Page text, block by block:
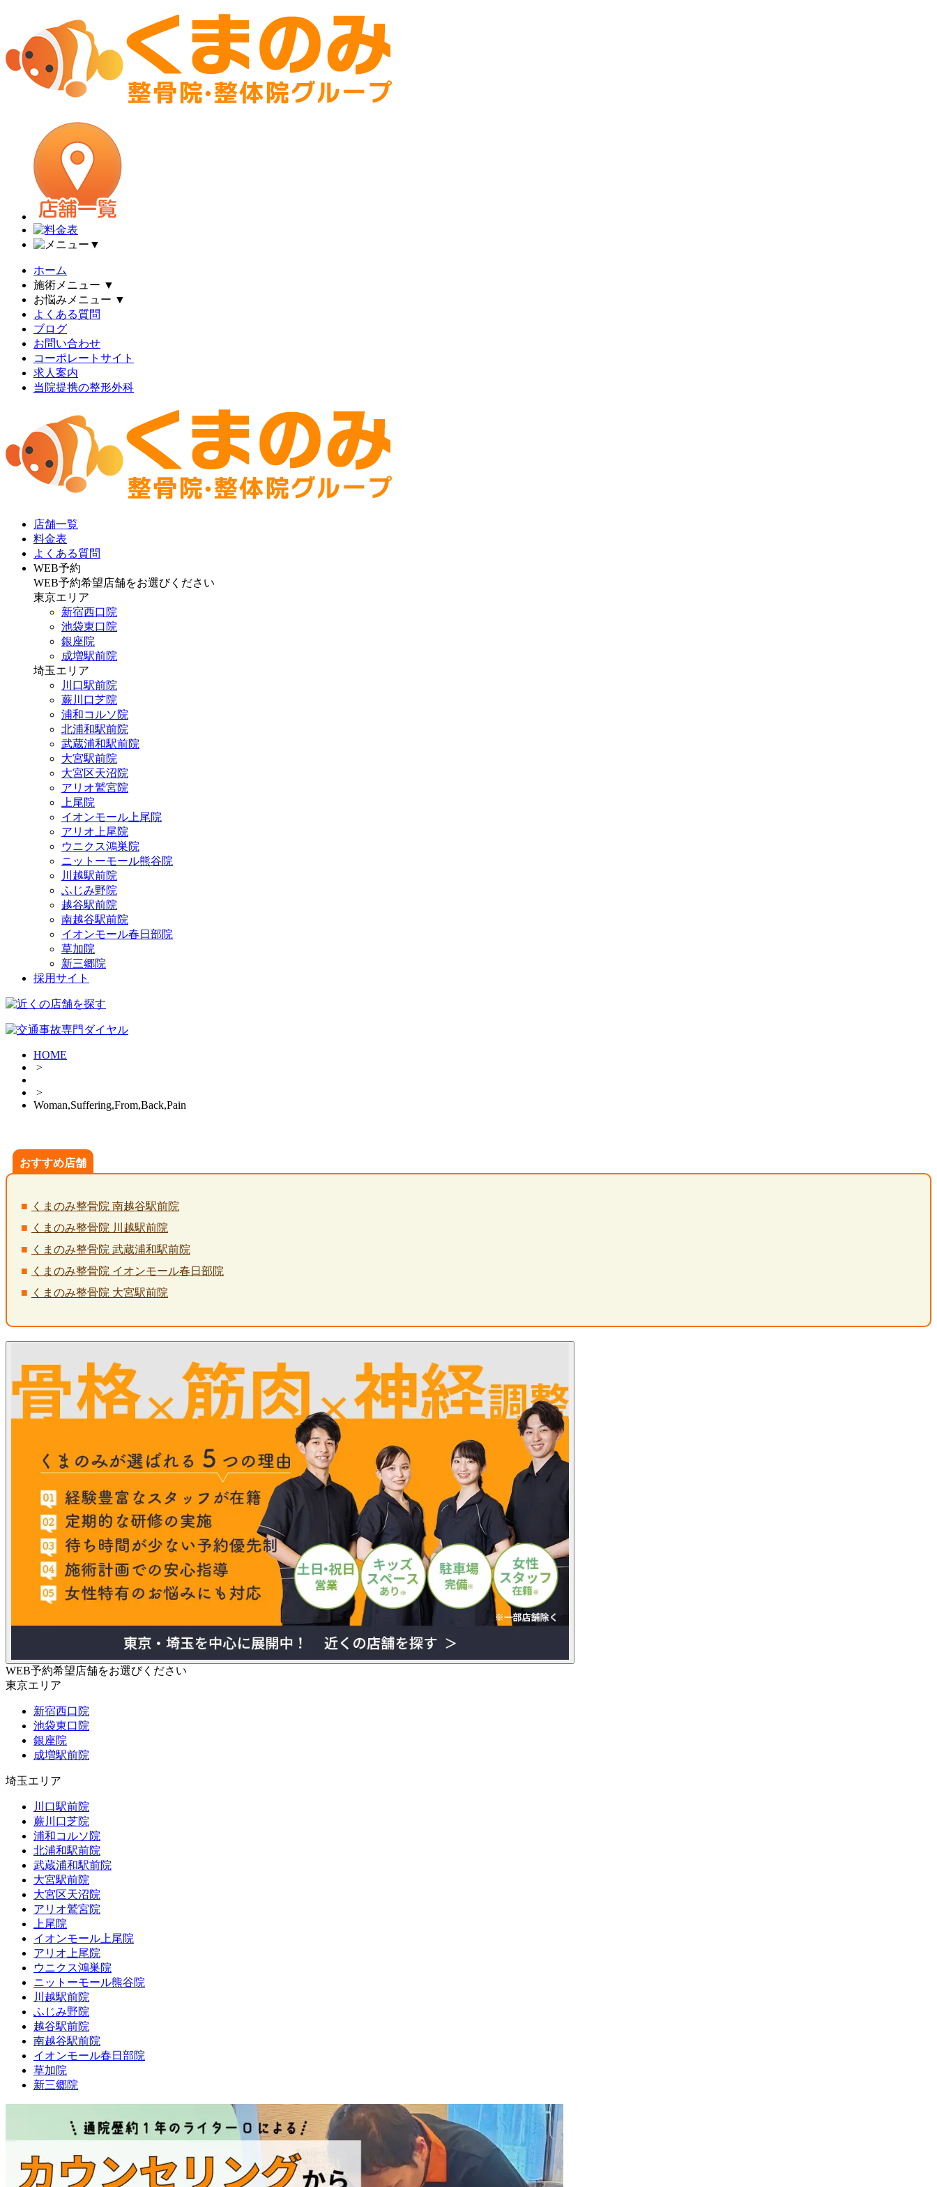
▼
ホーム
施術メニュー ▼
お悩みメニュー ▼
よくある質問
ブログ
お問い合わせ
コーポレートサイト
求人案内
当院提携の整形外科
店舗一覧
料金表
よくある質問
WEB予約
WEB予約希望店舗をお選びください
東京エリア
新宿西口院
池袋東口院
銀座院
成増駅前院
埼玉エリア
川口駅前院
蕨川口芝院
浦和コルソ院
北浦和駅前院
武蔵浦和駅前院
大宮駅前院
大宮区天沼院
アリオ鷲宮院
上尾院
イオンモール上尾院
アリオ上尾院
ウニクス鴻巣院
ニットーモール熊谷院
川越駅前院
ふじみ野院
越谷駅前院
南越谷駅前院
イオンモール春日部院
草加院
新三郷院
採用サイト
HOME
>
>
Woman,Suffering,From,Back,Pain
おすすめ店舗
くまのみ整骨院 南越谷駅前院
くまのみ整骨院 川越駅前院
くまのみ整骨院 武蔵浦和駅前院
くまのみ整骨院 イオンモール春日部院
くまのみ整骨院 大宮駅前院
WEB予約希望店舗をお選びください
東京エリア
新宿西口院
池袋東口院
銀座院
成増駅前院
埼玉エリア
川口駅前院
蕨川口芝院
浦和コルソ院
北浦和駅前院
武蔵浦和駅前院
大宮駅前院
大宮区天沼院
アリオ鷲宮院
上尾院
イオンモール上尾院
アリオ上尾院
ウニクス鴻巣院
ニットーモール熊谷院
川越駅前院
ふじみ野院
越谷駅前院
南越谷駅前院
イオンモール春日部院
草加院
新三郷院